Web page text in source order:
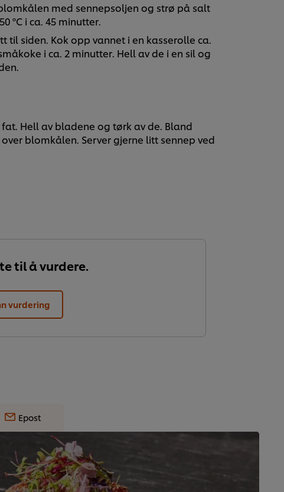
med sennepsoljen og strø på salt
ºC i ca. 45 minutter.
til siden. Kok opp vannet i en kasserolle ca.
i ca. 2 minutter. Hell av de i en sil og
Hell av bladene og tørk av de. Bland
blomkålen. Server gjerne litt sennep ved
til å vurdere.
vurdering
Epost